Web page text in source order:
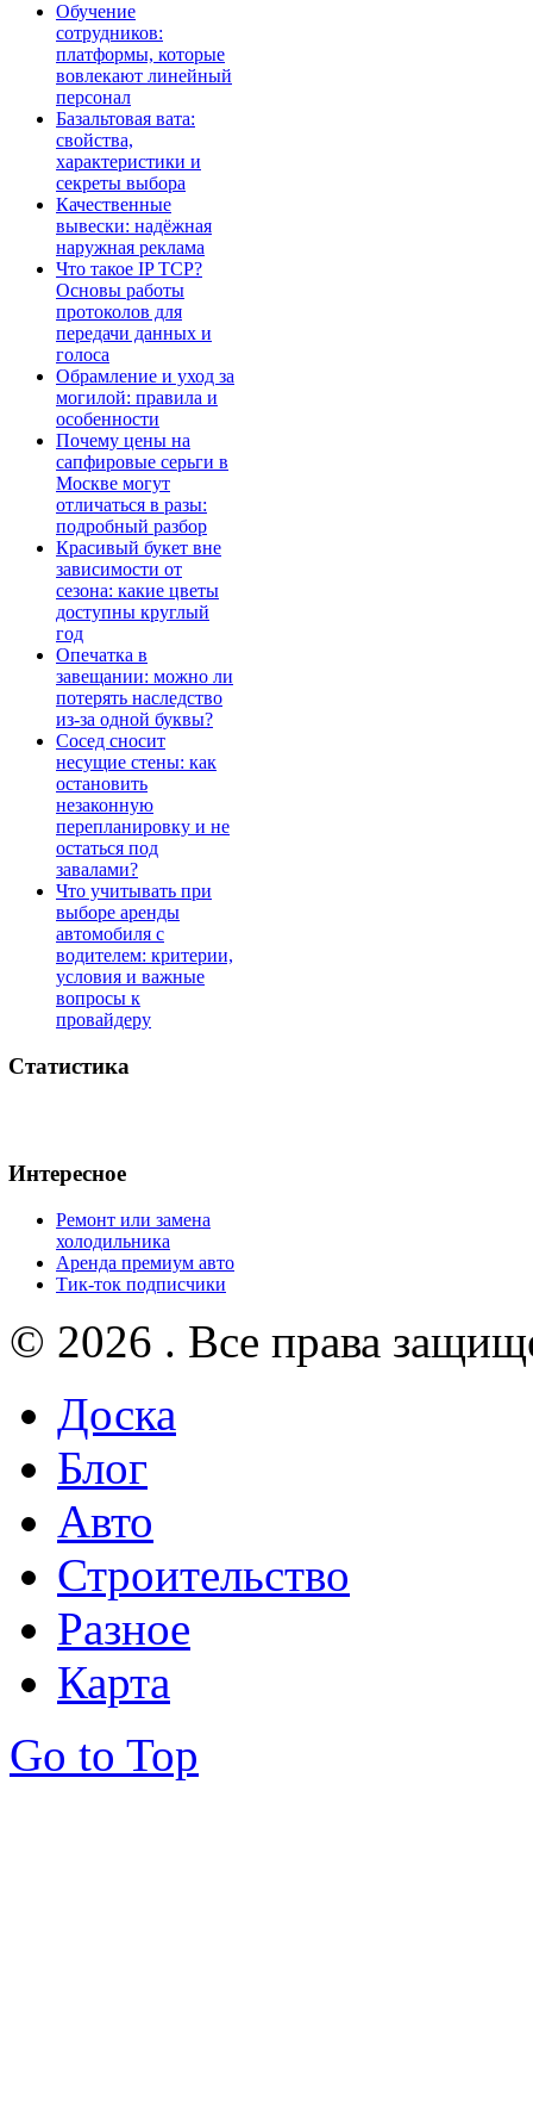
Обучение
сотрудников:
платформы, которые
вовлекают линейный
персонал
Базальтовая вата:
свойства,
характеристики и
секреты выбора
Качественные
вывески: надёжная
наружная реклама
Что такое IP TCP?
Основы работы
протоколов для
передачи данных и
голоса
Обрамление и уход за
могилой: правила и
особенности
Почему цены на
сапфировые серьги в
Москве могут
отличаться в разы:
подробный разбор
Красивый букет вне
зависимости от
сезона: какие цветы
доступны круглый
год
Опечатка в
завещании: можно ли
потерять наследство
из-за одной буквы?
Сосед сносит
несущие стены: как
остановить
незаконную
перепланировку и не
остаться под
завалами?
Что учитывать при
выборе аренды
автомобиля с
водителем: критерии,
условия и важные
вопросы к
провайдеру
Статистика
Интересное
Ремонт или замена
холодильника
Аренда премиум авто
Тик-ток подписчики
© 2026 . Все права
Доска
Блог
Авто
Строительство
Разное
Карта
Go to Top